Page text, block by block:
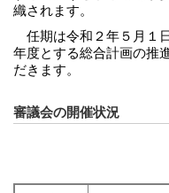
織されます。
任期は令和２年５月１
年度とする総合計画の推
だきます。
審議会の開催状況